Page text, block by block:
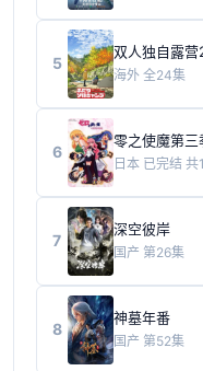
5
双人独自露
海外 全24集
6
零之使魔第三
日本 已完结 共
7
深空彼岸
国产 第26集
8
神墓年番
国产 第52集